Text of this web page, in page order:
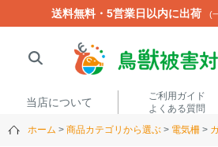
送料無料・5営業日以内に出荷 (
当店について
ご利用ガイド
よくある質問
ホーム 商品カテゴリから選ぶ 電気柵
送料無料・5営業日以内に出荷 (一部
閉じる